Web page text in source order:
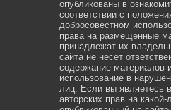
опубликованы в
соответствии с
добросовестном
права на размещенные
принадлежат их
сайта не несет
содержание материалов
использование в
лиц. Если вы являетесь
авторских прав на